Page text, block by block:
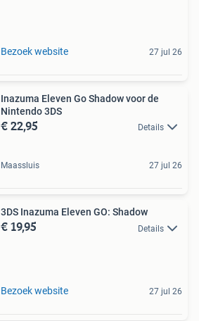
Bezoek website 27 jul 26
Inazuma Eleven Go Shadow voor de
Nintendo 3DS
€ 22,95 Details
Maassluis 27 jul 26
3DS Inazuma Eleven GO: Shadow
€ 19,95 Details
Bezoek website 27 jul 26